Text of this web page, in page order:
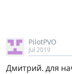
PilotPVO
Jul 2019
Дмитрий. для